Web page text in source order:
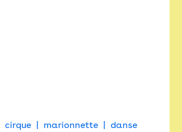
cirque marionnette danse